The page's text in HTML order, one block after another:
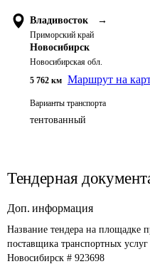
Владивосток →
Приморский край
Новосибирск
Новосибирская обл.
5 762 км Маршрут на
Варианты транспорта
тентованный
Тендерная
Доп. информация
Название тендера на площадке
поставщика транспортных
Новосибирск # 923698